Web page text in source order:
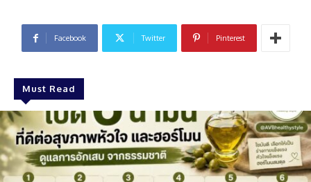
Facebook Twitter Pinterest
Must Read